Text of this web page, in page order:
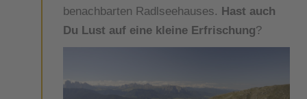
benachbarten Radlseehauses. Hast auch
Du Lust auf eine kleine Erfrischung?